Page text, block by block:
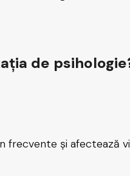
de
frecvente și afectează